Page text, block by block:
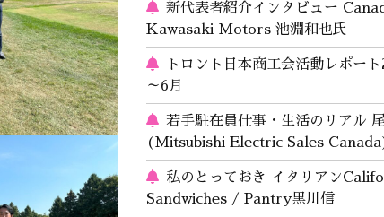
新代表者紹介インタビュー
Kawasaki Motors 池淵和也氏
トロント日本商工会活動レポート
～6月
若手駐在員仕事・生活のリアル
(Mitsubishi Electric Sales
私のとっておき イタリアン
Sandwiches / Pantry黒川信